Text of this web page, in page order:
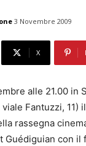
3 Novembre 2009
X
alle 21.00 in
viale Fantuzzi, 11)
rassegna
con il